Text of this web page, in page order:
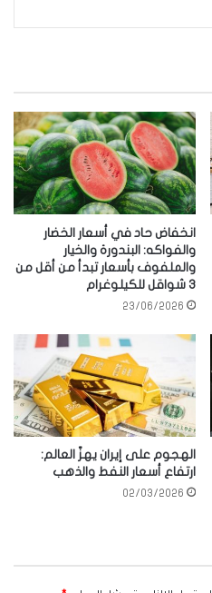
انخفاض حاد في أسعار الخضار
والفواكه: البندورة والخيار
والملفوف بأسعار تبدأ من أقل من
3 شواقل للكيلوغرام
23/06/2026
الهجوم على إيران يهزّ العالم:
ارتفاع أسعار النفط والذهب
02/03/2026